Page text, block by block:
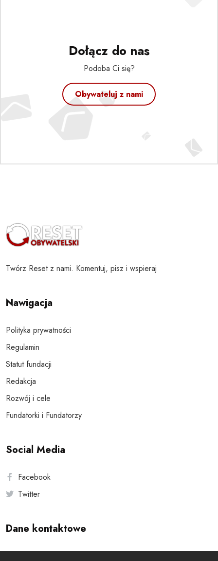
Dołącz do nas
Podoba Ci się?
Obywateluj z nami
Twórz Reset z nami. Komentuj, pisz i wspieraj
Nawigacja
Polityka prywatności
Regulamin
Statut fundacji
Redakcja
Rozwój i cele
Fundatorki i Fundatorzy
Social Media
Facebook
Twitter
Dane kontaktowe